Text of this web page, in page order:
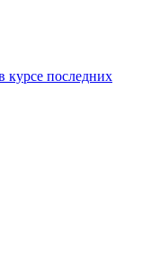
курсе последних